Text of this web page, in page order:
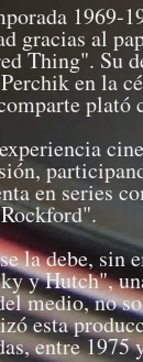
1969-
gracias al
Thing". Su
en la
en series
la debe, sin
y Hutch",
medio, no
esta
entre 1975